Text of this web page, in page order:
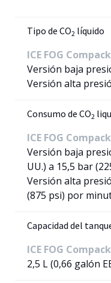
Tipo de CO2 líquido
ICE FOG
Versión baja
Versión alta
Consumo de CO2
ICE FOG
Versión baja
UU.) a 15,5 bar
Versión alta
(875 psi) por
Capacidad del
ICE FOG
2,5 L (0,66 galón